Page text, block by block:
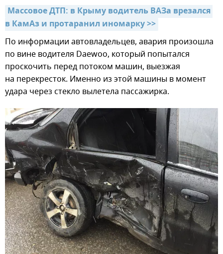
Массовое ДТП: в Крыму водитель ВАЗа врезался
в КамАз и протаранил иномарку >>
По информации автовладельцев, авария произошла
по вине водителя Daewoo, который попытался
проскочить перед потоком машин, выезжая
на перекресток. Именно из этой машины в момент
удара через стекло вылетела пассажирка.